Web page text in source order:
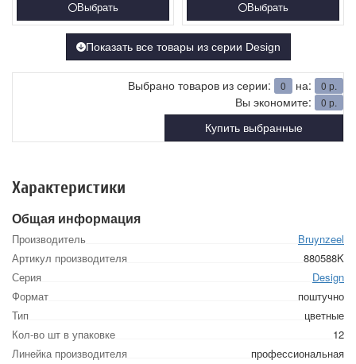
Выбрать Выбрать
Показать все товары из серии Design
Выбрано товаров из серии: 0 на: 0 р.
Вы экономите: 0 р.
Купить выбранные
Характеристики
Общая информация
Производитель
Bruynzeel
Артикул производителя
880588K
Серия
Design
Формат
поштучно
Тип
цветные
Кол-во шт в упаковке
12
Линейка производителя
профессиональная